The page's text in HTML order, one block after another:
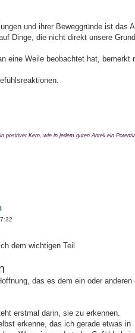
und ihrer Beweggründe ist das
Dinge, die nicht direkt unsere
eine Weile beobachtet hat, bemerkt
positiver Kern, wie in jedem guten Anteil ein
dem wichtigen Teil
das es dem ein oder anderen
erstmal darin, sie zu erkennen.
erkenne, das ich gerade etwas in